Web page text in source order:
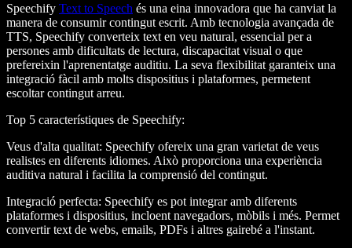
Speechify Text to Speech és una eina innovadora que ha canviat la
manera de consumir contingut escrit. Amb tecnologia avançada de
TTS, Speechify converteix text en veu natural, essencial per a
persones amb dificultats de lectura, discapacitat visual o que
prefereixin l'aprenentatge auditiu. La seva flexibilitat garanteix una
integració fàcil amb molts dispositius i plataformes, permetent
escoltar contingut arreu.
Top 5 característiques de Speechify:
Veus d'alta qualitat: Speechify ofereix una gran varietat de veus
realistes en diferents idiomes. Això proporciona una experiència
auditiva natural i facilita la comprensió del contingut.
Integració perfecta: Speechify es pot integrar amb diferents
plataformes i dispositius, incloent navegadors, mòbils i més. Permet
convertir text de webs, emails, PDFs i altres gairebé a l'instant.